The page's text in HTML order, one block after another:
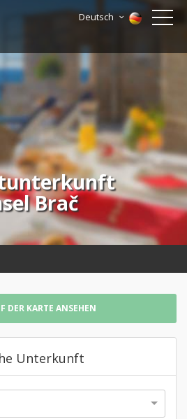
Deutsch
Brač
DER KARTE ANSEHEN
Unterkunft